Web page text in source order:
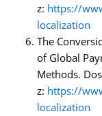
z: https://
localization
The
of Global
Methods.
z: https://
localization